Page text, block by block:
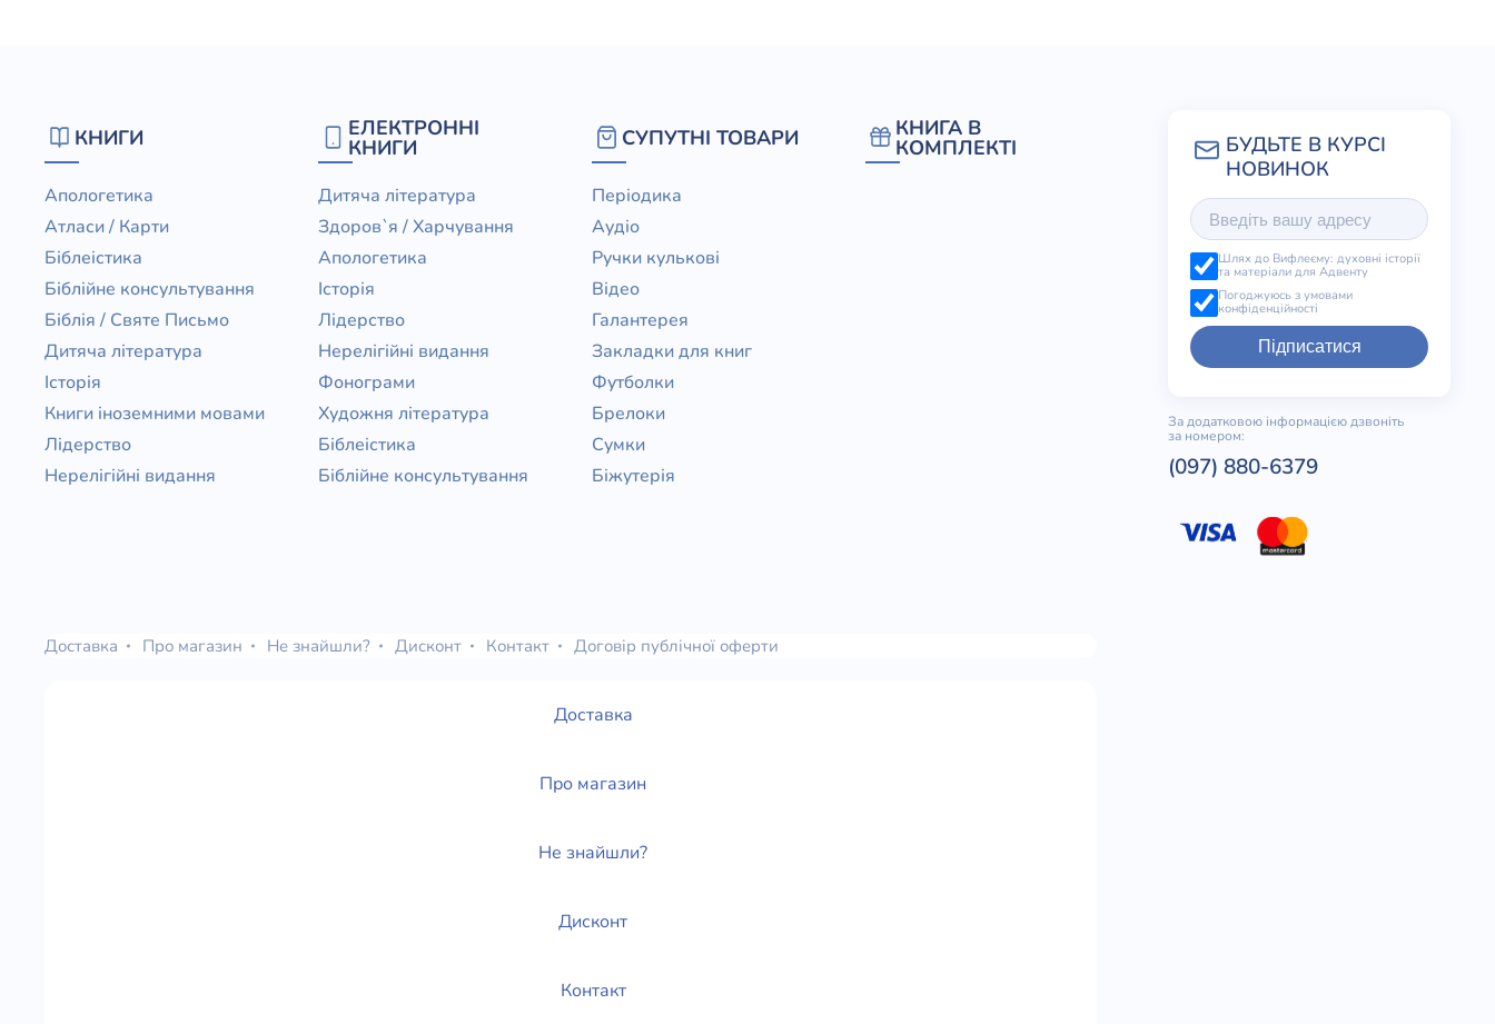
КНИГИ
Апологетика
Атласи / Карти
Біблеістика
Біблійне консультування
Біблія / Святе Письмо
Дитяча література
Історія
Книги іноземними мовами
Лідерство
Нерелігійні видання
ЕЛЕКТРОННІ
КНИГИ
Дитяча література
Здоров`я / Харчування
Апологетика
Історія
Лідерство
Нерелігійні видання
Фонограми
Художня література
Біблеістика
Біблійне консультування
СУПУТНІ ТОВАРИ
Періодика
Аудіо
Ручки кулькові
Відео
Галантерея
Закладки для книг
Футболки
Брелоки
Сумки
Біжутерія
КНИГА В
КОМПЛЕКТІ
Шлях до Вифлеєму: духовні історії
та матеріали для Адвенту
Погоджуюсь з умовами
конфіденційності
Підписатися
За додатковою інформацією дзвоніть
за номером:
(097) 880-6379
Доставка Про магазин Не знайшли? Дисконт Контакт Договір публічної оферти
Доставка
Про магазин
Не знайшли?
Дисконт
Контакт